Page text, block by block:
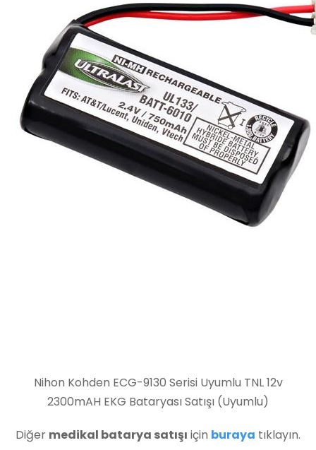
Nihon Kohden ECG-9130 Serisi Uyumlu TNL 12v
2300mAH EKG Bataryası Satışı (Uyumlu)
Diğer medikal batarya satışı için buraya tıklayın.